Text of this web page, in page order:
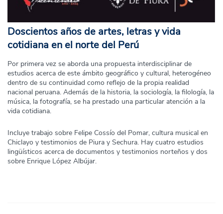
Doscientos años de artes, letras y vida
cotidiana en el norte del Perú
Por primera vez se aborda una propuesta interdisciplinar de
estudios acerca de este ámbito geográfico y cultural, heterogéneo
dentro de su continuidad como reflejo de la propia realidad
nacional peruana. Además de la historia, la sociología, la filología, la
música, la fotografía, se ha prestado una particular atención a la
vida cotidiana.
Incluye trabajo sobre Felipe Cossío del Pomar, cultura musical en
Chiclayo y testimonios de Piura y Sechura. Hay cuatro estudios
lingüísticos acerca de documentos y testimonios norteños y dos
sobre Enrique López Albújar.